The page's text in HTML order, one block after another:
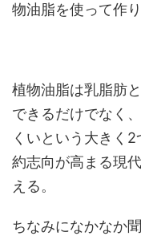
物油脂を使って作
植物油脂は乳脂肪
できるだけでなく
くいという大きく
約志向が高まる現
える。
ちなみになかなか